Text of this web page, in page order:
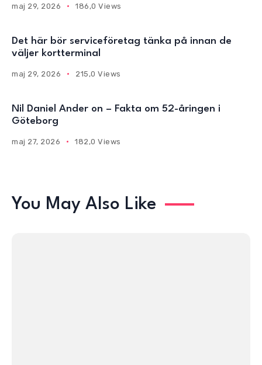
maj 29, 2026 186,0 Views
Det här bör serviceföretag tänka på innan de
väljer kortterminal
maj 29, 2026 215,0 Views
Nil Daniel Ander on – Fakta om 52-åringen i
Göteborg
maj 27, 2026 182,0 Views
You May Also Like